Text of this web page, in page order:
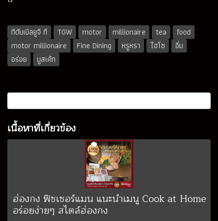
ทีดับเบิลยูจี ที TGW motor millionaire tea
food
motor millionaire
Fine Dining หรูหรา ไฮโซ
อิ่ม
อร่อย
มูสเค้ก
เนื้อหาที่เกี่ยวข้อง
ฮ่องกง ฟิชเชอร์แมน แนะนำเมนู Cook at Home
อร่อยง่ายๆ สไตล์ฮ่องกง